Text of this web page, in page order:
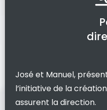
José et Manuel,
l’initiative de la création
assurent la direction.